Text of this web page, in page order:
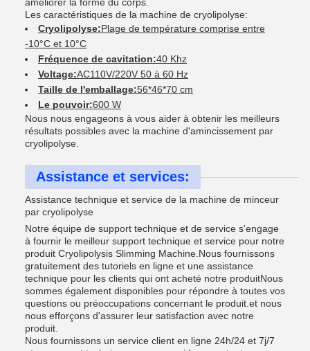
Les caractéristiques de la machine de cryolipolyse:
Cryolipolyse:Plage de température comprise entre
-10°C et 10°C
Fréquence de cavitation:40 Khz
Voltage:AC110V/220V 50 à 60 Hz
Taille de l'emballage:56*46*70 cm
Le pouvoir:600 W
Nous nous engageons à vous aider à obtenir les meilleurs
résultats possibles avec la machine d'amincissement par
cryolipolyse.
Assistance et services:
Assistance technique et service de la machine de minceur
par cryolipolyse
Notre équipe de support technique et de service s'engage
à fournir le meilleur support technique et service pour notre
produit Cryolipolysis Slimming Machine.Nous fournissons
gratuitement des tutoriels en ligne et une assistance
technique pour les clients qui ont acheté notre produitNous
sommes également disponibles pour répondre à toutes vos
questions ou préoccupations concernant le produit.et nous
nous efforçons d'assurer leur satisfaction avec notre
produit.
Nous fournissons un service client en ligne 24h/24 et 7j/7